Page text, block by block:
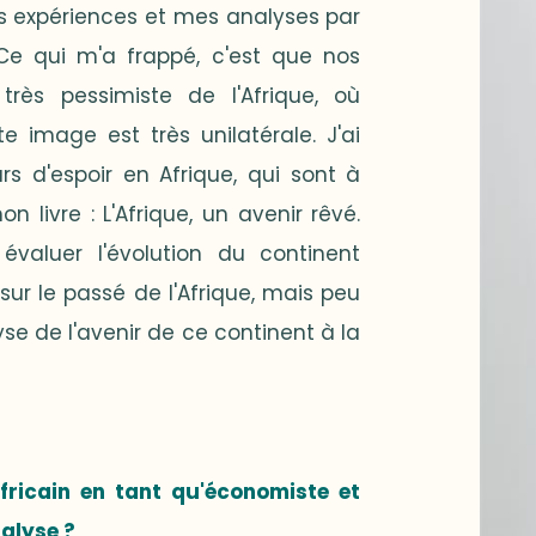
et mes analyses par
qui m'a frappé, c'est que nos
pessimiste de l'Afrique, où
image est très unilatérale. J'ai
d'espoir en Afrique, qui sont à
livre : L'Afrique, un avenir rêvé.
l'évolution du continent
le passé de l'Afrique, mais peu
de l'avenir de ce continent à la
en tant qu'économiste et